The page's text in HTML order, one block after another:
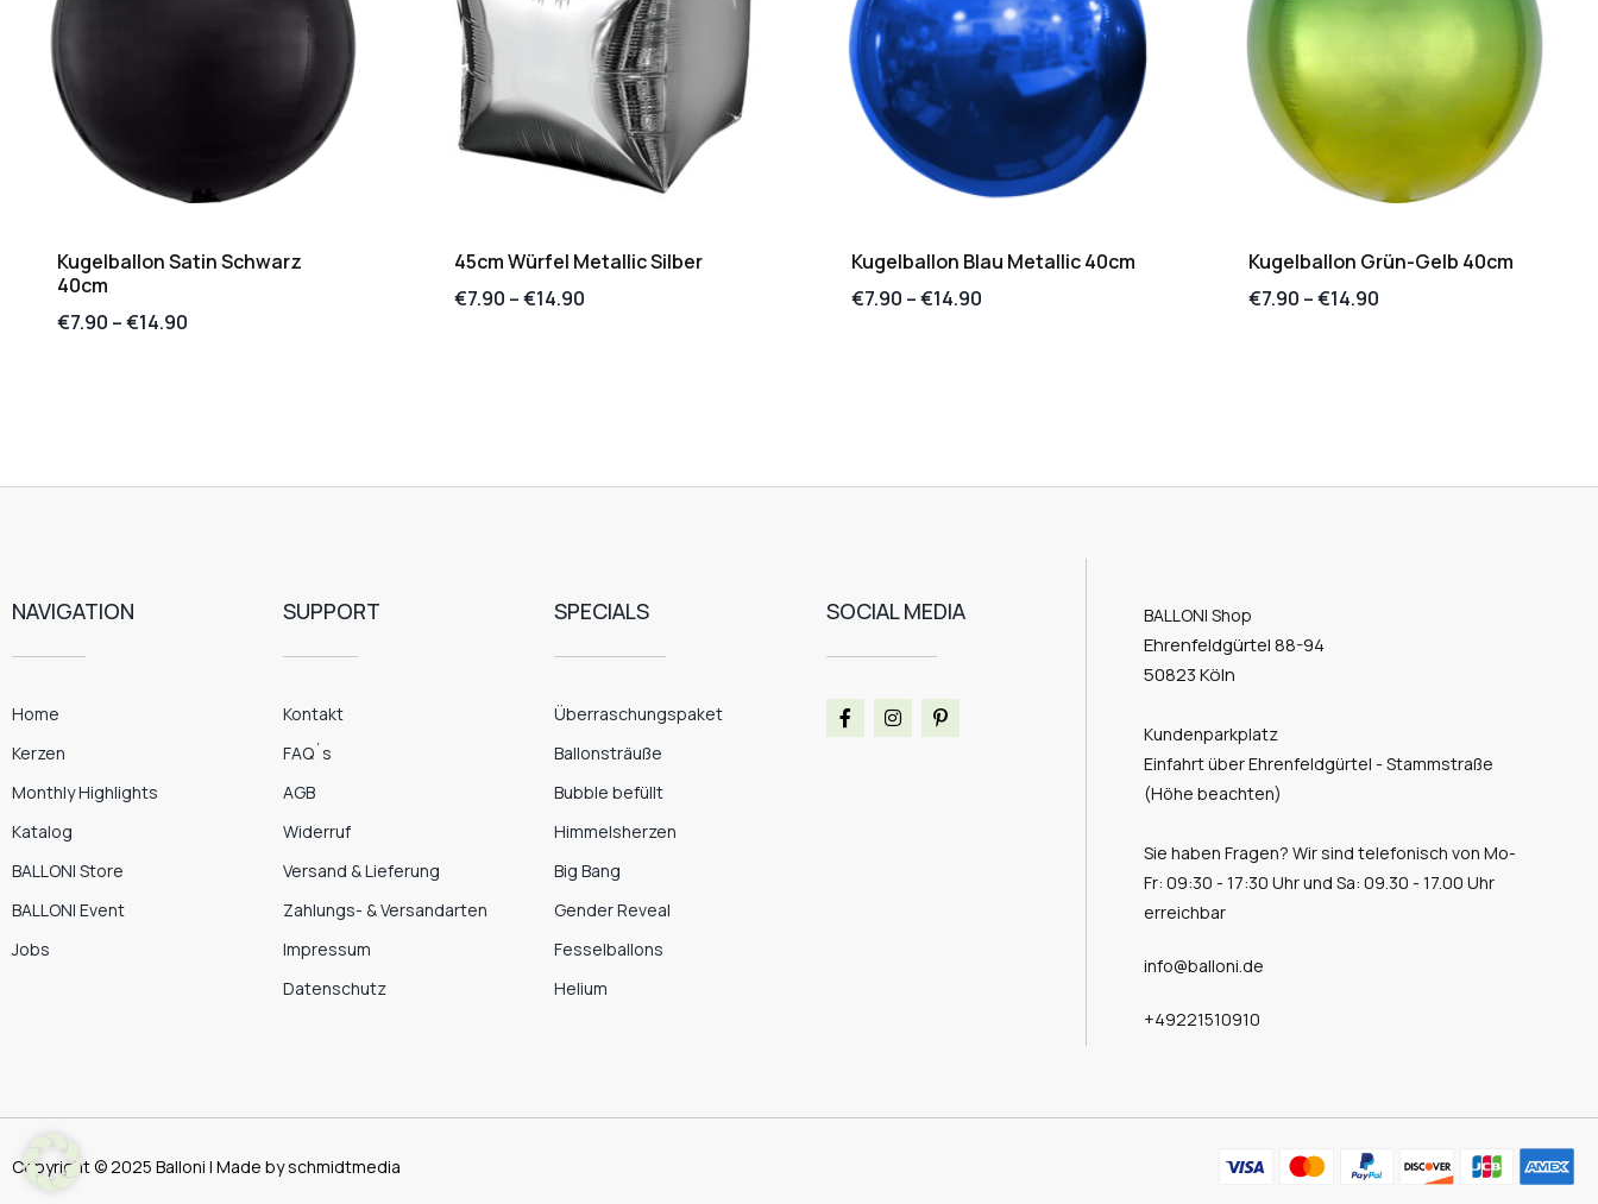
Kugelballon Satin Schwarz
40cm
€7.90 –€14.90
45cm Würfel Metallic Silber
€7.90 –€14.90
Kugelballon Blau Metallic 40cm
€7.90 –€14.90
Kugelballon Grün-Gelb 40cm
€7.90 –€14.90
NAVIGATION
Home
Kerzen
Monthly Highlights
Katalog
BALLONI Store
BALLONI Event
Jobs
SUPPORT
Kontakt
FAQ´s
AGB
Widerruf
Versand & Lieferung
Zahlungs- & Versandarten
Impressum
Datenschutz
SPECIALS
Überraschungspaket
Ballonsträuße
Bubble befüllt
Himmelsherzen
Big Bang
Gender Reveal
Fesselballons
Helium
SOCIAL MEDIA BALLONI Shop
Ehrenfeldgürtel 88-94
50823 Köln
Kundenparkplatz
Einfahrt über Ehrenfeldgürtel - Stammstraße
(Höhe beachten)
Sie haben Fragen? Wir sind telefonisch von Mo-
Fr: 09:30 - 17:30 Uhr und Sa: 09.30 - 17.00 Uhr
erreichbar
info@balloni.de
+49221510910
Copyright © 2025 Balloni | Made by schmidtmedia